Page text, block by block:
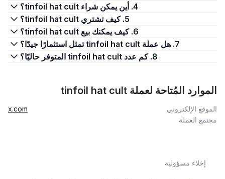
4. أين يمكن شراء tinfoil hat cult؟
5. كيف تشتري tinfoil hat cult؟
6. كيف يمكنك بيع tinfoil hat cult؟
7. هل عملة tinfoil hat cult تمثل استثمارًا جيدًا؟
8. كم عدد tinfoil hat cult المتوفر حاليًا؟
الموارد المُتاحة لعملة tinfoil hat cult
الموقع الإلكتروني
x.com
مجتمع العملة
إخلاء مسؤولية